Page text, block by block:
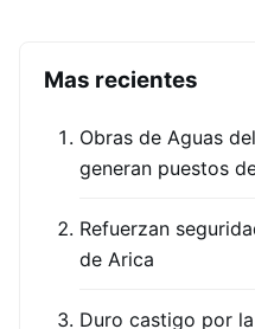
Mas recientes
Obras de Aguas
generan puestos
Refuerzan
de Arica
Duro castigo por